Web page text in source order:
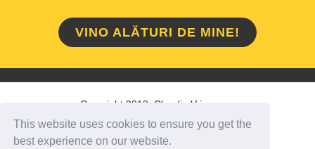
This website uses cookies to ensure you get the
best experience on our website.
VINO ALĂTURI DE MINE!
Copyright 2018 Claudiu Vrinceanu
HOME / DESPRE MINE CONTACT